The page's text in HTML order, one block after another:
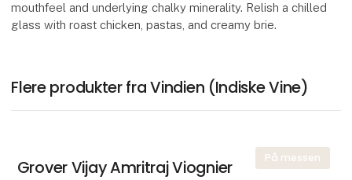
mouthfeel and underlying chalky minerality. Relish a chilled
glass with roast chicken, pastas, and creamy brie.
Flere produkter fra Vindien (Indiske Vine)
På messen
Grover Vijay Amritraj Viognier